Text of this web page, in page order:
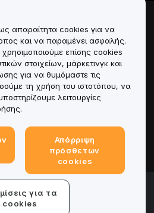
rights reserved.
| Όροι απορρήτου
απαραίτητα cookies για να
και να παραμένει ασφαλής.
επίσης cookies
στοιχείων, μάρκετινγκ και
για να θυμόμαστε τις
τη χρήση του ιστοτόπου, να
λειτουργίες
Απόρριψη
πρόσθετων
cookies
για τα
cookies